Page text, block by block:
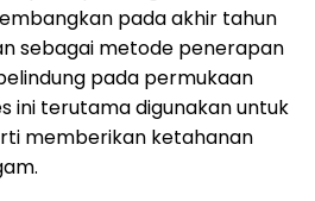
pada akhir tahun
sebagai metode penerapan
pada permukaan
ini terutama digunakan untuk
memberikan ketahanan